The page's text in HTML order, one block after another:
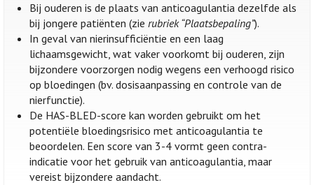
Bij ouderen is de plaats van anticoagulantia dezelfde als
bij jongere patiënten (zierubriek “Plaatsbepaling”).
In geval van nierinsufficiëntie en een laag
lichaamsgewicht, wat vaker voorkomt bij ouderen, zijn
bijzondere voorzorgen nodig wegens een verhoogd risico
op bloedingen (bv. dosisaanpassing en controle van de
nierfunctie).
De HAS-BLED-score kan worden gebruikt om het
potentiële bloedingsrisico met anticoagulantia te
beoordelen. Een score van 3-4 vormt geen contra-
indicatie voor het gebruik van anticoagulantia, maar
vereist bijzondere aandacht.